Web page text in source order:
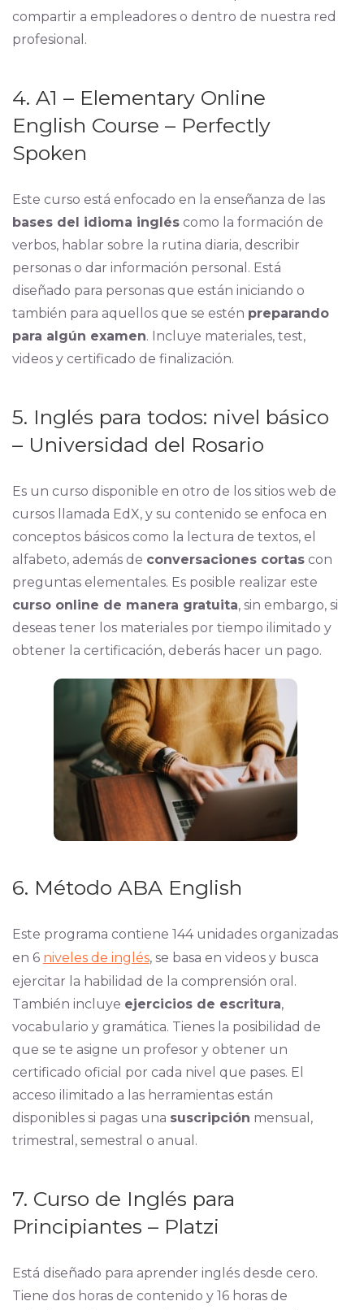
compartir a empleadores o dentro de nuestra red
profesional.
4. A1 – Elementary Online
English Course – Perfectly
Spoken
Este curso está enfocado en la enseñanza de las
bases del idioma ingléscomo la formación de
verbos, hablar sobre la rutina diaria, describir
personas o dar información personal. Está
diseñado para personas que están iniciando o
también para aquellos que se estén preparando
para algún examen. Incluye materiales, test,
videos y certificado de finalización.
5. Inglés para todos: nivel básico
– Universidad del Rosario
Es un curso disponible en otro de los sitios web de
cursos llamada EdX, y su contenido se enfoca en
conceptos básicos como la lectura de textos, el
alfabeto, además de conversaciones cortascon
preguntas elementales. Es posible realizar este
curso online de manera gratuita, sin embargo, si
deseas tener los materiales por tiempo ilimitado y
obtener la certificación, deberás hacer un pago.
6. Método ABA English
Este programa contiene 144 unidades organizadas
en 6 niveles de inglés, se basa en videos y busca
ejercitar la habilidad de la comprensión oral.
También incluye ejercicios de escritura,
vocabulario y gramática. Tienes la posibilidad de
que se te asigne un profesor y obtener un
certificado oficial por cada nivel que pases. El
acceso ilimitado a las herramientas están
disponibles si pagas una suscripción mensual,
trimestral, semestral o anual.
7. Curso de Inglés para
Principiantes – Platzi
Está diseñado para aprender inglés desde cero.
Tiene dos horas de contenido y 16 horas de